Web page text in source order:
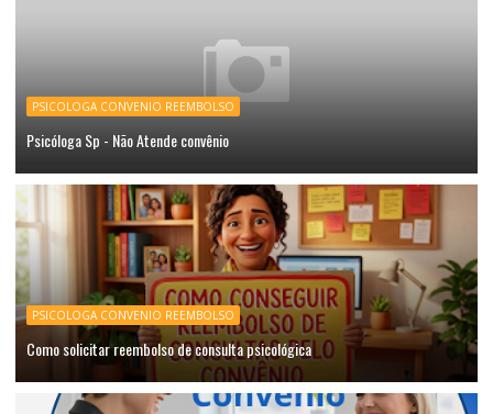
PSICOLOGA CONVENIO REEMBOLSO
Psicóloga Sp - Não Atende convênio
PSICOLOGA CONVENIO REEMBOLSO
Como solicitar reembolso de consulta psicológica